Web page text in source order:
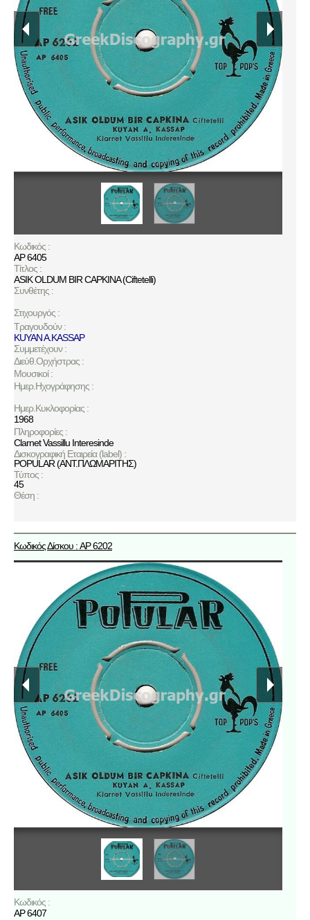
Κωδικός :
ΑΡ 6405
Τίτλος :
ASIK OLDUM BIR CAPKINA (Ciftetelli)
Συνθέτης :
Στιχουργός :
Τραγουδούν :
KUYAN A.KASSAP
Συμμετέχουν :
Διεύθ.Ορχήστρας :
Μουσικοί :
Ημερ.Ηχογράφησης :
Ημερ.Κυκλοφορίας :
1968
Πληροφορίες :
Clarnet Vassillu Interesinde
Δισκογραφική Εταιρεία (label) :
POPULAR (ΑΝΤ.ΠΛΩΜΑΡΙΤΗΣ)
Τύπος :
45
Θέση :
Κωδικός Δίσκου : AP 6202
Κωδικός :
ΑΡ 6407